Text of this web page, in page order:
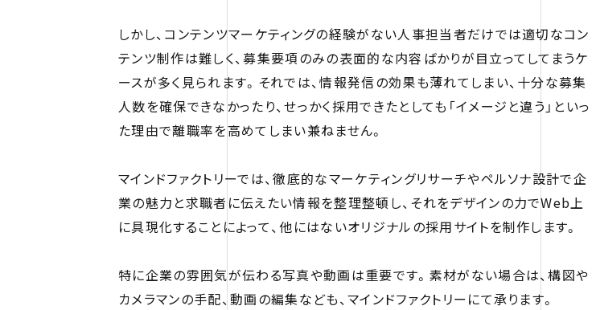
しかし、コンテンツマーケティングの経験がない人事担当者だけでは適切なコン
テンツ制作は難しく、募集要項のみの表面的な内容ばかりが目立ってしてまうケ
ースが多く見られます。それでは、情報発信の効果も薄れてしまい、十分な募集
人数を確保できなかったり、せっかく採用できたとしても「イメージと違う」といっ
た理由で離職率を高めてしまい兼ねません。
マインドファクトリーでは、徹底的なマーケティングリサーチやペルソナ設計で企
業の魅力と求職者に伝えたい情報を整理整頓し、それをデザインの力でWeb上
に具現化することによって、他にはないオリジナルの採用サイトを制作します。
特に企業の雰囲気が伝わる写真や動画は重要です。素材がない場合は、構図や
カメラマンの手配、動画の編集なども、マインドファクトリーにて承ります。